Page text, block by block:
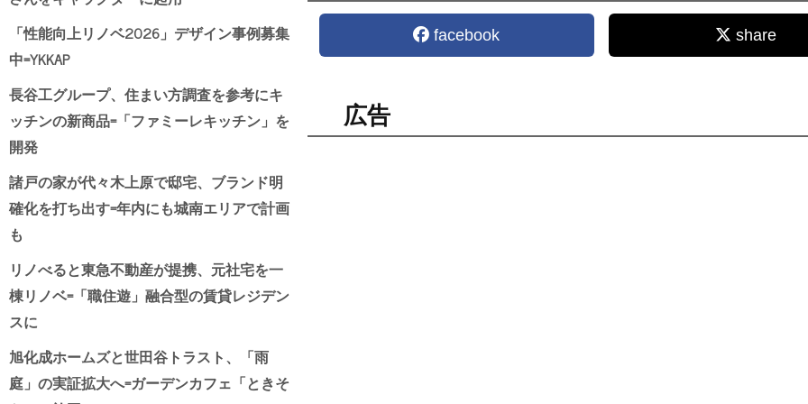
facebook share
広告
「性能向上リノベ2026」デザイン事例募集
中=YKKAP
長谷工グループ、住まい方調査を参考にキ
ッチンの新商品=「ファミーレキッチン」を
開発
諸戸の家が代々木上原で邸宅、ブランド明
確化を打ち出す=年内にも城南エリアで計画
も
リノべると東急不動産が提携、元社宅を一
棟リノベ=「職住遊」融合型の賃貸レジデン
スに
旭化成ホームズと世田谷トラスト、「雨
庭」の実証拡大へ=ガーデンカフェ「ときそ